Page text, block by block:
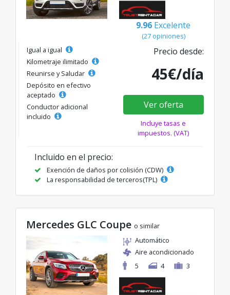
9.96 Excelente
(27 opiniones)
Igual a igual
Kilometraje ilimitado
Reunirse y Saludar
Depósito en efectivo
aceptado
Conductor adicional
incluido
Precio desde:
45€/día
Ver oferta
Incluye tasas e
impuestos. (VAT)
Incluido en el precio:
Exención de daños por colisión (CDW)
La responsabilidad de terceros(TPL)
Mercedes GLC Coupe o similar
Automático
Aire acondicionado
5
4 3